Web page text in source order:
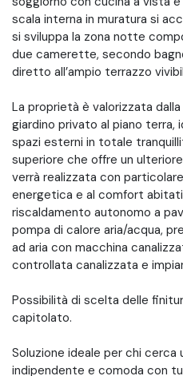
scala interna in muratura si
si sviluppa la zona notte
due camerette, secondo
diretto all’ampio terrazzo
La proprietà è valorizzata
giardino privato al piano terra,
spazi esterni in totale
superiore che offre un
verrà realizzata con
energetica e al comfort
riscaldamento autonomo a
pompa di calore aria/acqua,
ad aria con macchina
controllata canalizzata e
Possibilità di scelta delle
capitolato.
Soluzione ideale per chi cerca
indipendente e comoda con